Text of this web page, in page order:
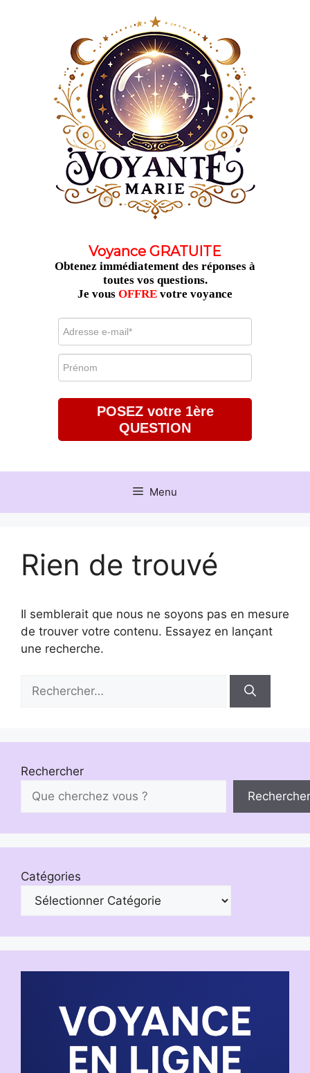
Voyance GRATUITE
Obtenez immédiatement des réponses à
toutes vos questions.
Je vousOFFRE votre voyance
POSEZ votre 1ère
QUESTION
Menu
Rien de trouvé
Il semblerait que nous ne soyons pas en mesure
de trouver votre contenu. Essayez en lançant
une recherche.
Rechercher :
Rechercher
Rechercher
Catégories